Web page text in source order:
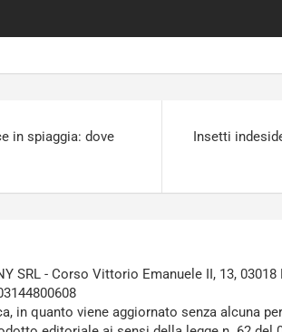
in spiaggia: dove
Insetti
SRL - Corso Vittorio Emanuele II, 13, 03018
in quanto viene aggiornato senza alcuna